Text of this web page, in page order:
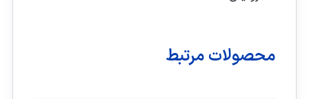
محصولات مرتبط